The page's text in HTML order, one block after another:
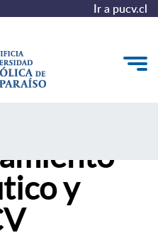
Ir a pucv.cl
y